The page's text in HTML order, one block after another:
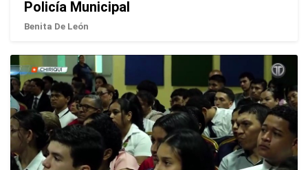
Policía Municipal
Benita De León